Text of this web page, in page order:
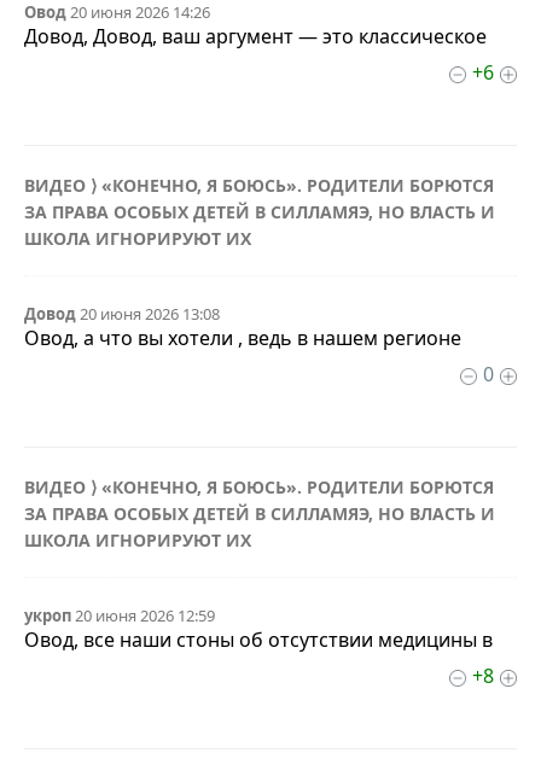
Овод20 июня 2026 14:26
Довод, Довод, ваш аргумент — это классическое
+6
ВИДЕО ⟩ «КОНЕЧНО, Я БОЮСЬ». РОДИТЕЛИ БОРЮТСЯ
ЗА ПРАВА ОСОБЫХ ДЕТЕЙ В СИЛЛАМЯЭ, НО ВЛАСТЬ И
ШКОЛА ИГНОРИРУЮТ ИХ
Довод20 июня 2026 13:08
Овод, а что вы хотели , ведь в нашем регионе
0
ВИДЕО ⟩ «КОНЕЧНО, Я БОЮСЬ». РОДИТЕЛИ БОРЮТСЯ
ЗА ПРАВА ОСОБЫХ ДЕТЕЙ В СИЛЛАМЯЭ, НО ВЛАСТЬ И
ШКОЛА ИГНОРИРУЮТ ИХ
укроп20 июня 2026 12:59
Овод, все наши стоны об отсутствии медицины в
+8